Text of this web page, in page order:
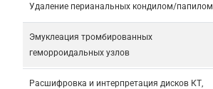
Удаление перианальных кондилом/папилом
Эмуклеация тромбированных
геморроидальных узлов
Расшифровка и интерпретация дисков КТ,